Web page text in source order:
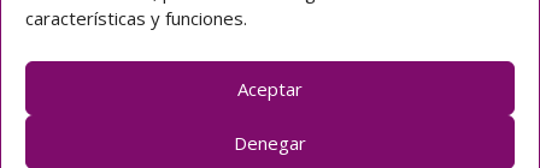
características y funciones.
Aceptar
Denegar
Avda. Padre Claret 3 40003 Segovia (ESPAÑA)
Teléfono: [+34] 921 42 03 00
Email: colegio@claretsegovia.es